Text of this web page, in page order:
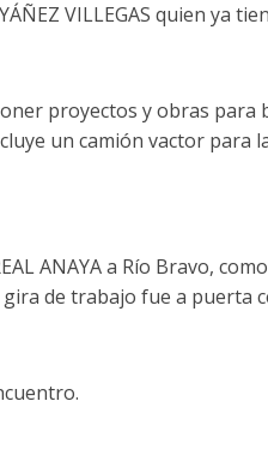
VILLEGAS quien ya
proyectos y obras para
un camión vactor para
ANAYA a Río Bravo,
de trabajo fue a puerta